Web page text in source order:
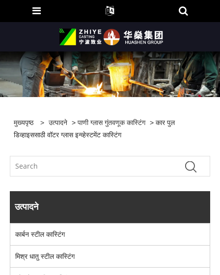
मुख्यपृष्ठ > उत्पादने >पाणी ग्लास गुंतवणूक कास्टिंग > कार पुल
डिव्हाइससाठी वॉटर ग्लास इन्व्हेस्टमेंट कास्टिंग
उत्पादने
कार्बन स्टील कास्टिंग
मिश्र धातु स्टील कास्टिंग